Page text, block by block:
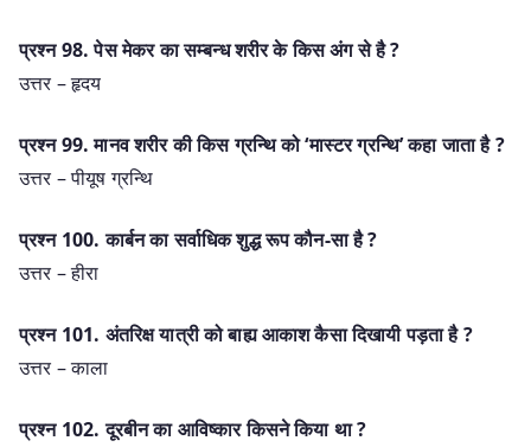
प्रश्‍न 98. पेस मेकर का सम्बन्ध शरीर के किस अंग से है ?
उत्तर – हृदय
प्रश्‍न 99. मानव शरीर की किस ग्रन्थि को ‘मास्टर ग्रन्थि’ कहा जाता है ?
उत्तर – पीयूष ग्रन्थि
प्रश्‍न 100. कार्बन का सर्वाधिक शुद्ध रूप कौन-सा है ?
उत्तर – हीरा
प्रश्‍न 101. अंतरिक्ष यात्री को बाह्य आकाश कैसा दिखायी पड़ता है ?
उत्तर – काला
प्रश्‍न 102. दूरबीन का आविष्कार किसने किया था ?